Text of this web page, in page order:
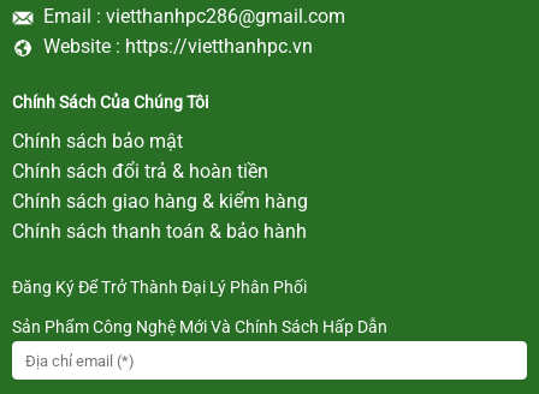
Email : vietthanhpc286@gmail.com
Website : https://vietthanhpc.vn
Chính Sách Của Chúng Tôi
Chính sách bảo mật
Chính sách đổi trả & hoàn tiền
Chính sách giao hàng & kiểm hàng
Chính sách thanh toán & bảo hành
Đăng Ký Để Trở Thành Đại Lý Phân Phối
Sản Phẩm Công Nghệ Mới Và Chính Sách Hấp Dẫn